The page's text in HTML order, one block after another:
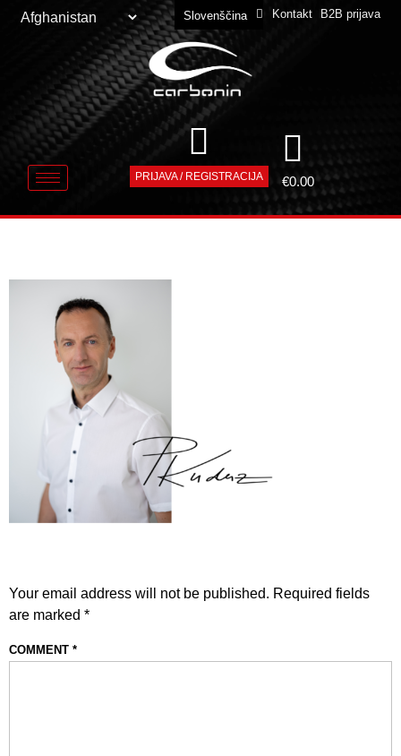
Slovenščina
Deutsch Kontakt B2B prijava
PRIJAVA / REGISTRACIJA €0.00
Your email address will not be published. Required fields
are marked *
COMMENT *